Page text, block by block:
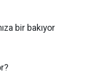
bir bakıyor